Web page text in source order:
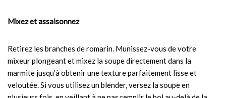
Mixez et assaisonnez
Retirez les branches de romarin. Munissez-vous de votre
mixeur plongeant et mixez la soupe directement dans la
marmite jusqu’à obtenir une texture parfaitement lisse et
veloutée. Si vous utilisez un blender, versez la soupe en